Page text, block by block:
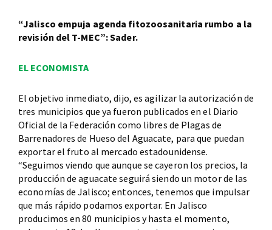
“Jalisco empuja agenda fitozoosanitaria rumbo a la
revisión del T-MEC”: Sader.
EL ECONOMISTA
El objetivo inmediato, dijo, es agilizar la autorización de
tres municipios que ya fueron publicados en el Diario
Oficial de la Federación como libres de Plagas de
Barrenadores de Hueso del Aguacate, para que puedan
exportar el fruto al mercado estadounidense.
“Seguimos viendo que aunque se cayeron los precios, la
producción de aguacate seguirá siendo un motor de las
economías de Jalisco; entonces, tenemos que impulsar
que más rápido podamos exportar. En Jalisco
producimos en 80 municipios y hasta el momento,